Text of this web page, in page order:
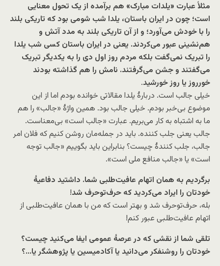
مثلاً عبارت «یلدات مبارک» هم برآمده از یک تحول معنایی
است؛ چون در ایران باستان، یلدا شب شومی بود که تاریکی بلند
را با خودش می‌آورد؛ و از آن تاریکی بلند به مدد آتش و
هم‌نشینی عبور می‌کردند. یعنی در ایران باستان کسی شب یلدا
را تبریک نمی‌گفت بلکه مردم روز اول دی را به یکدیگر تبریک
می‌گفتند و جشن می‌گرفتند. نامش را هم گذاشته بودند
خورروز یا روز خورشید.
خیلی جالب است. دربارۀ یلدا مقالاتی خوانده بودم اما از این
موضوع بی‌خبر بودم. خیلی جالب بود. همین واژۀ «جالب» را هم
ما به اشتباه به کار می‌بریم. عبارت «جالب است» بی‌معناست.
جالب یعنی جلب کننده. باید در جمله‌مان روشن کنیم که فلان امر
جالب، جلب کنندۀ چیست؟ بنابراین باید بگوییم «جالب توجه
است» یا «جالب منافع ملی است».
برگردیم به همان اتهام عافیت‌طلبی شما. داشتید دفاعیۀ
خودتان را ایراد می‌کردید که حرف‌توحرف شد!
بله، حرف‌توحرف شد و بهتر است که من با همان عافیت‌طلبی از
اتهام عافیت‌طلبی عبور کنم!
تلقی شما از نقشی که در عرصۀ عمومی ایفا می‌کنید چیست؟
خودتان را روشنفکر می‌دانید یا آکادمیسین یا پژوهشگر یا…؟